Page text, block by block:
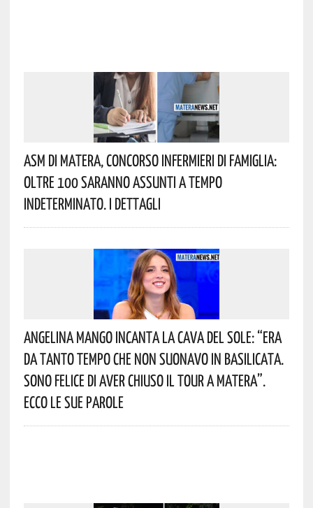
Asm Di Matera, Concorso Infermieri Di Famiglia:
Oltre 100 Saranno Assunti A Tempo
Indeterminato. I Dettagli
Angelina Mango Incanta La Cava Del Sole: “era
Da Tanto Tempo Che Non Suonavo In Basilicata.
Sono Felice Di Aver Chiuso Il Tour A Matera”.
Ecco Le Sue Parole